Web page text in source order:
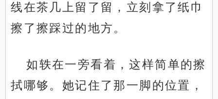
线在茶几上留了留，立刻拿了纸巾
擦了擦踩过的地方。
如轶在一旁看着，这样简单的擦
拭哪够。她记住了那一脚的位置，